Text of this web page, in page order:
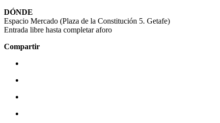
DÓNDE
Espacio Mercado (Plaza de la Constitución 5. Getafe)
Entrada libre hasta completar aforo
Compartir